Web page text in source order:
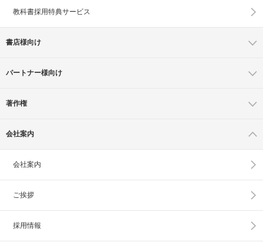
教科書採用特典サービス
書店様向け
パートナー様向け
著作権
会社案内
会社案内
ご挨拶
採用情報